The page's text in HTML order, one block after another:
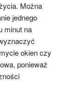
Można
jednego
minut na
okien czy
ponieważ